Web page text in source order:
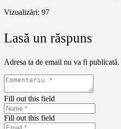
Vizualizări: 97
Lasă un răspuns
Adresa ta de email nu va fi publicată.
Fill out this field
Fill out this field